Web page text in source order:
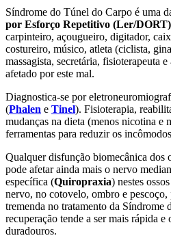
Síndrome do Túnel do Carpo é uma
por Esforço Repetitivo (Ler/DORT)
carpinteiro, açougueiro, digitador,
costureiro, músico, atleta (ciclista,
massagista, secretária, fisioterapeuta e
afetado por este mal.
Diagnostica-se por
(Phalen e Tinel). Fisioterapia,
mudanças na dieta (menos nicotina e
ferramentas para reduzir os
Qualquer disfunção biomecânica dos
pode afetar ainda mais o nervo
específica (Quiropraxia) nestes
nervo, no cotovelo, ombro e
tremenda no tratamento da Síndrome
recuperação tende a ser mais rápida e
duradouros.